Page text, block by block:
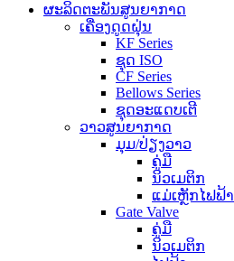
ຜະລິດຕະພັນສູນຍາກາດ
ເຄື່ອງດູດຝຸ່ນ
KF Series
ຊຸດ ISO
CF Series
Bellows Series
ຊຸດອະແດບເຕີ
ວາວສູນຍາກາດ
ມຸມ/ປ່ຽງວາວ
ຄູ່ມື
ນິວເມຕິກ
ແມ່ເຫຼັກໄຟຟ້າ
Gate Valve
ຄູ່ມື
ນິວເມຕິກ